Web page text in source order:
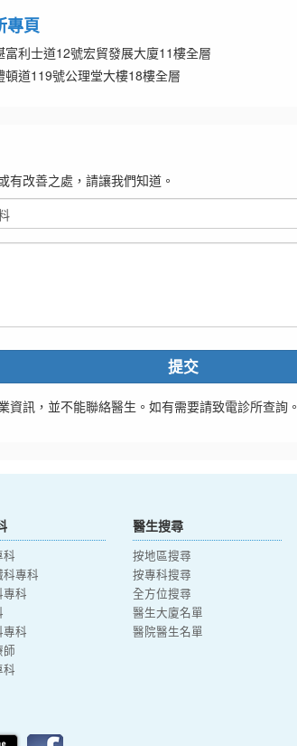
專頁
富利士道12號宏貿發展大廈11樓全層
頓道119號公理堂大樓18樓全層
有改善之處，請讓我們知道。
提交
資訊，並不能聯絡醫生。如有需要請致電診所查詢。
科
專科
專科
專科
師
科
醫生搜尋
按地區搜尋
按專科搜尋
全方位搜尋
醫生大廈名單
醫院醫生名單